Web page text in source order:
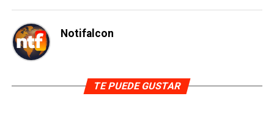
Notifalcon
TE PUEDE GUSTAR